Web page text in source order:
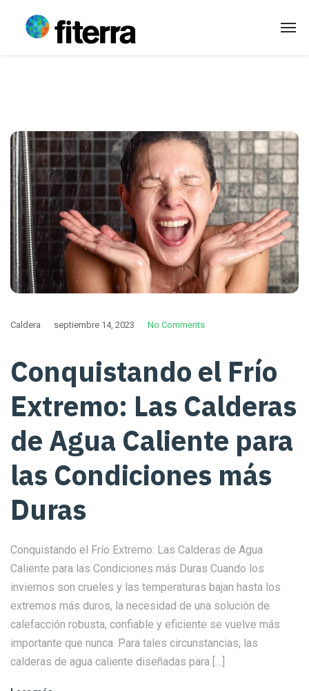
Caldera septiembre 14, 2023 No Comments
Conquistando el Frío
Extremo: Las Calderas
de Agua Caliente para
las Condiciones más
Duras
Conquistando el Frío Extremo: Las Calderas de Agua
Caliente para las Condiciones más Duras Cuando los
inviernos son crueles y las temperaturas bajan hasta los
extremos más duros, la necesidad de una solución de
calefacción robusta, confiable y eficiente se vuelve más
importante que nunca. Para tales circunstancias, las
calderas de agua caliente diseñadas para […]